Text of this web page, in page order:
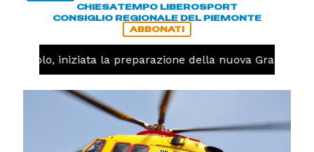
CHIESATEMPO LIBEROSPORT
CONSIGLIO REGIONALE DEL PIEMONTE
ABBONATI
iniziata la preparazione della nuova Granda